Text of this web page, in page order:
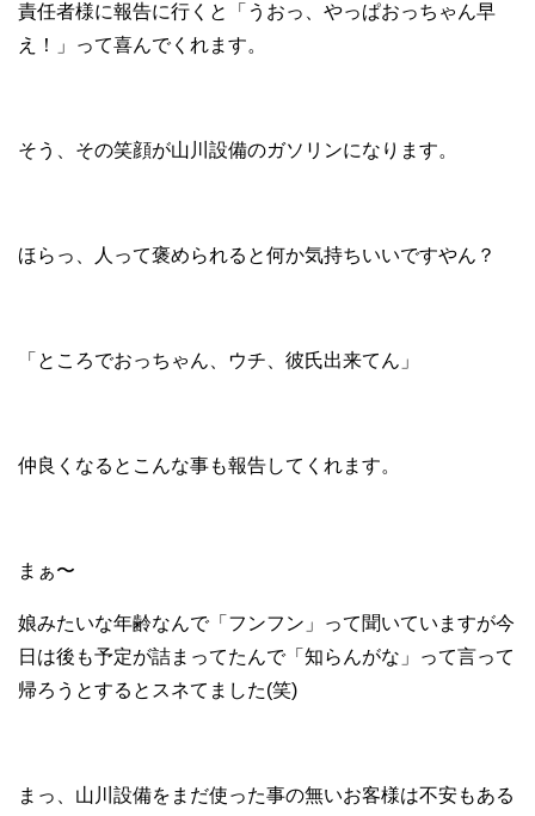
責任者様に報告に行くと「うおっ、やっぱおっちゃん早
え！」って喜んでくれます。
そう、その笑顔が山川設備のガソリンになります。
ほらっ、人って褒められると何か気持ちいいですやん？
「ところでおっちゃん、ウチ、彼氏出来てん」
仲良くなるとこんな事も報告してくれます。
まぁ〜
娘みたいな年齢なんで「フンフン」って聞いていますが今
日は後も予定が詰まってたんで「知らんがな」って言って
帰ろうとするとスネてました(笑)
まっ、山川設備をまだ使った事の無いお客様は不安もある